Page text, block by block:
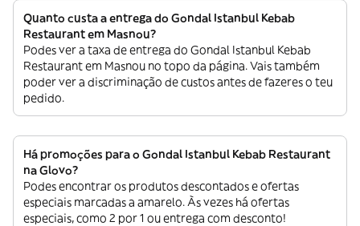
Quanto custa a entrega do Gondal Istanbul Kebab
Restaurant em Masnou?
Podes ver a taxa de entrega do Gondal Istanbul Kebab
Restaurant em Masnou no topo da página. Vais também
poder ver a discriminação de custos antes de fazeres o teu
pedido.
Há promoções para o Gondal Istanbul Kebab Restaurant
na Glovo?
Podes encontrar os produtos descontados e ofertas
especiais marcadas a amarelo. Às vezes há ofertas
especiais, como 2 por 1 ou entrega com desconto!